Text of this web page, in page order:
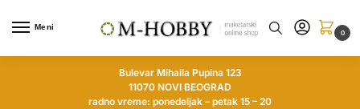
Meni
0
Bulevar Mihaila Pupina 123
11070 NOVI BEOGRAD
radno vreme: ponedeljak – petak 15 – 20